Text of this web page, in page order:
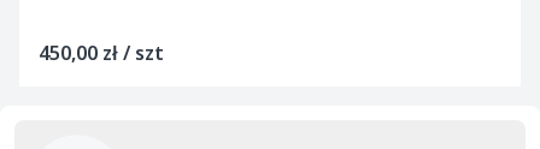
450,00 zł / szt